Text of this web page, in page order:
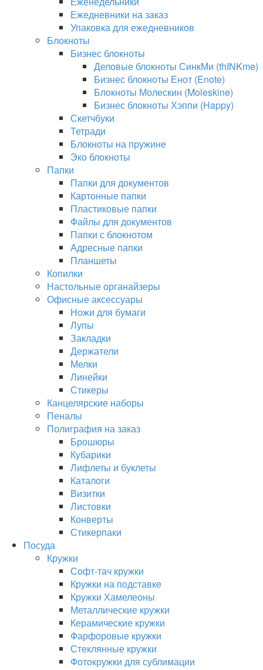
Ежедневники на заказ
Упаковка для ежедневников
Блокноты
Бизнес блокноты
Деловые блокноты СинкМи (thINKme)
Бизнес блокноты Енот (Enote)
Блокноты Молескин (Moleskine)
Бизнес блокноты Хэппи (Happy)
Скетчбуки
Тетради
Блокноты на пружине
Эко блокноты
Папки
Папки для документов
Картонные папки
Пластиковые папки
Файлы для документов
Папки с блокнотом
Адресные папки
Планшеты
Копилки
Настольные органайзеры
Офисные аксессуары
Ножи для бумаги
Лупы
Закладки
Держатели
Мелки
Линейки
Стикеры
Канцелярские наборы
Пеналы
Полиграфия на заказ
Брошюры
Кубарики
Лифлеты и буклеты
Каталоги
Визитки
Листовки
Конверты
Стикерпаки
Посуда
Кружки
Софт-тач кружки
Кружки на подставке
Кружки Хамелеоны
Металлические кружки
Керамические кружки
Фарфоровые кружки
Стеклянные кружки
Фотокружки для сублимации